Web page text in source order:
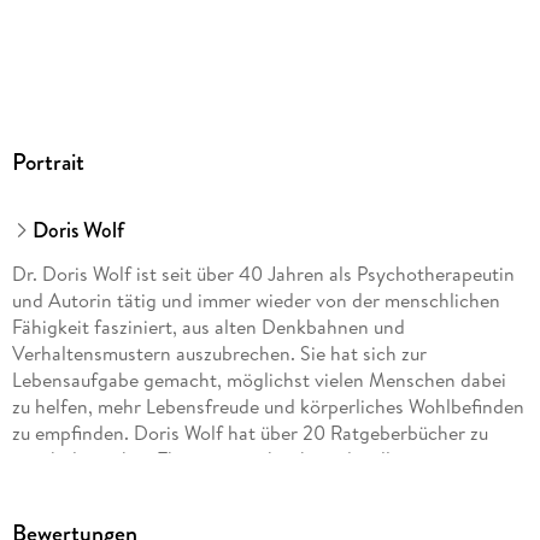
Portrait
Doris Wolf
Dr. Doris Wolf ist seit über 40 Jahren als Psychotherapeutin
und Autorin tätig und immer wieder von der menschlichen
Fähigkeit fasziniert, aus alten Denkbahnen und
Verhaltensmustern auszubrechen. Sie hat sich zur
Lebensaufgabe gemacht, möglichst vielen Menschen dabei
zu helfen, mehr Lebensfreude und körperliches Wohlbefinden
zu empfinden. Doris Wolf hat über 20 Ratgeberbücher zu
psychologischen Themen geschrieben, die allesamt zu